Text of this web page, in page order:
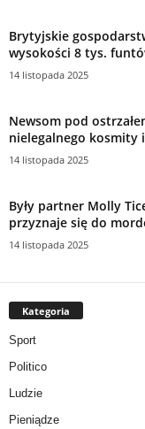
Brytyjskie
wysokości 8 tys.
14 listopada 2025
Newsom pod
nielegalnego kosmity
14 listopada 2025
Były partner Molly
przyznaje się do
14 listopada 2025
Kategoria
Sport
Politico
Ludzie
Pieniądze